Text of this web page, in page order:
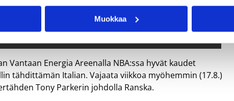
Muokkaa
Vantaan Energia Areenalla NBA:ssa hyvät kaudet
tähdittämän Italian. Vajaata viikkoa myöhemmin (17.8.)
Tony Parkerin johdolla Ranska.